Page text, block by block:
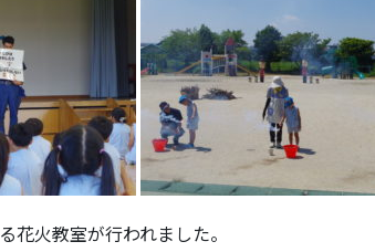
花火教室が行われました。